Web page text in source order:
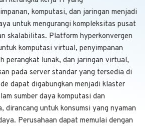
komputasi, dan jaringan menjadi
untuk mengurangi kompleksitas pusat
skalabilitas. Platform hyperkonvergen
komputasi virtual, penyimpanan
perangkat lunak, dan jaringan virtual,
pada server standar yang tersedia di
dapat digabungkan menjadi klaster
sumber daya komputasi dan
dirancang untuk konsumsi yang nyaman
Perusahaan dapat memulai dengan